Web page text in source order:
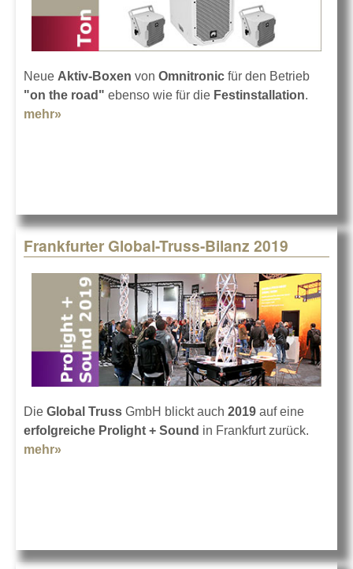
Neue Aktiv-Boxen von Omnitronic für den Betrieb
"on the road" ebenso wie für die Festinstallation.
mehr»
Frankfurter Global-Truss-Bilanz 2019
Die Global Truss GmbH blickt auch 2019 auf eine
erfolgreiche Prolight + Sound in Frankfurt zurück.
mehr»